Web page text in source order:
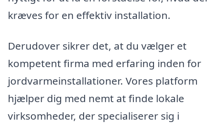
kræves for en effektiv installation.
Derudover sikrer det, at du vælger et
kompetent firma med erfaring inden for
jordvarmeinstallationer. Vores platform
hjælper dig med nemt at finde lokale
virksomheder, der specialiserer sig i